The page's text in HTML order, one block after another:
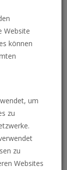
Website
können
um
zu
zu
Websites